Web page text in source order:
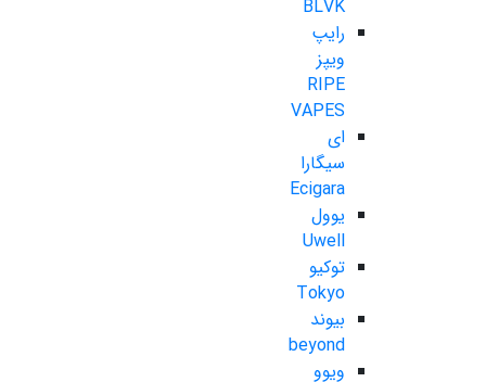
BLVK
رایپ
ویپز
RIPE
VAPES
ای
سیگارا
Ecigara
یوول
Uwell
توکیو
Tokyo
بیوند
beyond
ویوو